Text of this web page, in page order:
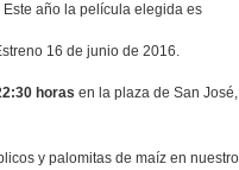
Este año la película elegida es
16 de junio de 2016.
horas en la plaza de San
y palomitas de maíz en